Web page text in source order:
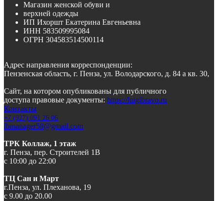
Магазин женской обуви и
верхней одежды
ИП Ихоршт Екатерина Евгеньевна
ИНН 583509995084
ОГРН 304583514500114
Адрес направления корреспонденции:
Пензенская область, г. Пенза, ул. Володарского, д. 84 а кв. 30,
Сайт, на котором опубликованы для публичного
доступа правовые документы: https://luigibravo.ru
Контакты
+7 (927) 091 26 06
lbmanager58@gmail.com
ТРК Коллаж, 1 этаж
г. Пенза, пер. Строителей 1В
с 10:00 до 22:00
ТЦ Сан и Март
г.Пенза, ул. Плеханова, 19
с 9.00 до 20.00